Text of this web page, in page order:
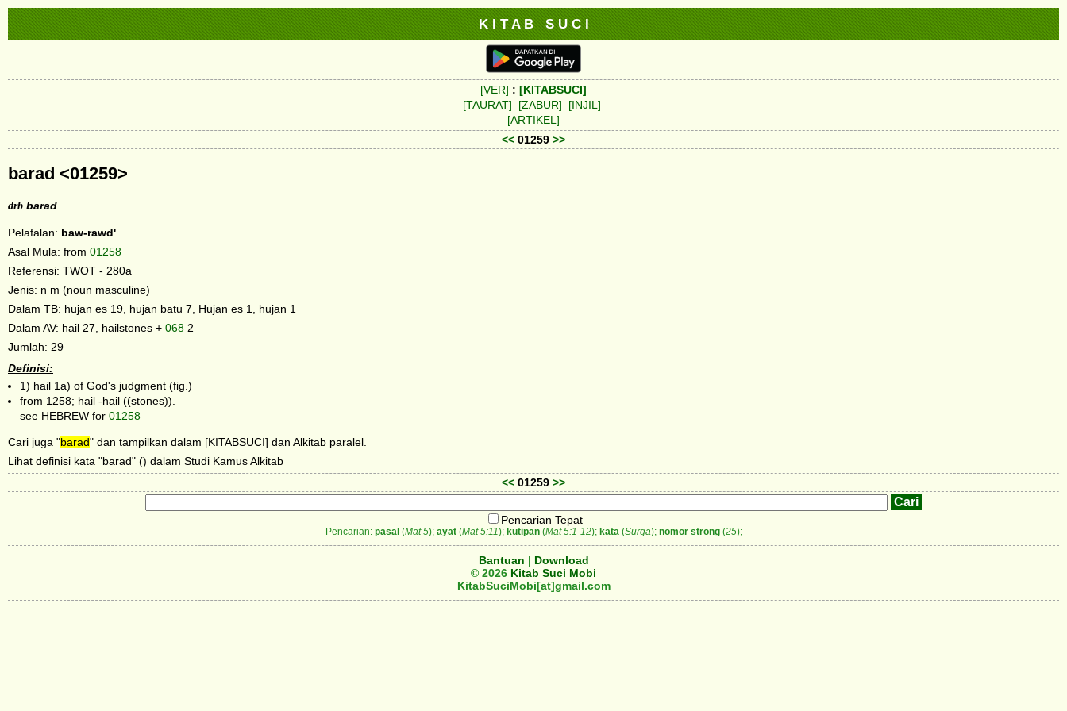
K I T A B S U C I
[VER] : [KITABSUCI]
[TAURAT]
[ZABUR]
[INJIL]
[ARTIKEL]
<< 01259 >>
barad <01259>
drb barad
Pelafalan: baw-rawd'
Asal Mula: from 01258
Referensi: TWOT - 280a
Jenis: n m (noun masculine)
Dalam TB: hujan es 19, hujan batu 7, Hujan es 1, hujan 1
Dalam AV: hail 27, hailstones + 068 2
Jumlah: 29
Definisi:
1) hail 1a) of God's judgment (fig.)
from 1258; hail -hail ((stones)).
see HEBREW for 01258
Cari juga "barad" dan tampilkan dalam [KITABSUCI] dan Alkitab paralel.
Lihat definisi kata "barad" () dalam Studi Kamus Alkitab
<< 01259 >>
Pencarian Tepat
Pencarian: pasal (Mat 5); ayat(Mat 5:11); kutipan(Mat 5:1-12); kata(Surga); nomor strong(25);
Bantuan | Download
© 2026 Kitab Suci Mobi
KitabSuciMobi[at]gmail.com